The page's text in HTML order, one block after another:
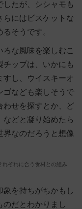
したが、シシャモも
らにはビスケットな
そうです。
な風味を楽しむこ
チップは、いかにも
すし、ウイスキーオ
ゴなども楽しそうで
わせを探すとか、ど
などと凝り始めたら
界なのだろうと想像
ぞれに合う食材との組み
を持ちがちかもし
だとわかりまし